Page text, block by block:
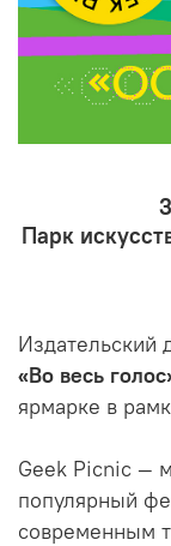
Парк
Издательский
«Во весь
ярмарке в
Geek Picnic —
популярный
современным